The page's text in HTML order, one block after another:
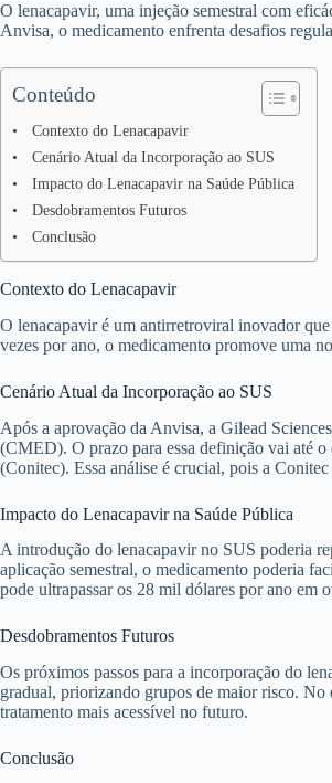
O lenacapavir, uma injeção semestral com
Anvisa, o medicamento enfrenta desafios
Conteúdo
Contexto do Lenacapavir
Cenário Atual da Incorporação ao SUS
Impacto do Lenacapavir na Saúde Pública
Desdobramentos Futuros
Conclusão
Contexto do Lenacapavir
O lenacapavir é um antirretroviral inovador
vezes por ano, o medicamento promove uma
Cenário Atual da Incorporação ao SUS
Após a aprovação da Anvisa, a Gilead
(CMED). O prazo para essa definição vai até
(Conitec). Essa análise é crucial, pois a
Impacto do Lenacapavir na Saúde Pública
A introdução do lenacapavir no SUS poderia
aplicação semestral, o medicamento poderia
pode ultrapassar os 28 mil dólares por ano em
Desdobramentos Futuros
Os próximos passos para a incorporação do
gradual, priorizando grupos de maior risco. No
tratamento mais acessível no futuro.
Conclusão